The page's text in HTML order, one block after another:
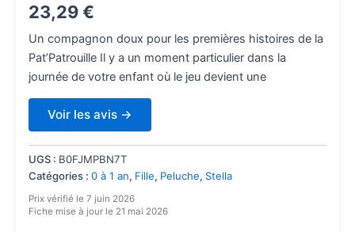
5 basé
notations
client
23,29€
Un compagnon doux pour les premières histoires de la
Pat’Patrouille Il y a un moment particulier dans la
journée de votre enfant où le jeu devient une
Voir les avis →
UGS : B0FJMPBN7T
Catégories : 0 à 1 an, Fille, Peluche, Stella
Prix vérifié le 7 juin 2026
Fiche mise à jour le 21 mai 2026